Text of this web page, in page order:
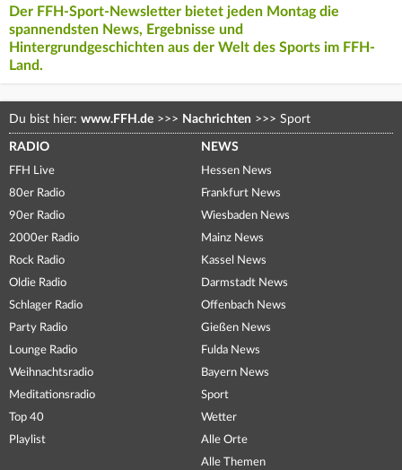
Der FFH-Sport-Newsletter bietet jeden Montag die
spannendsten News, Ergebnisse und
Hintergrundgeschichten aus der Welt des Sports im FFH-
Land.
Du bist hier: www.FFH.de >>> Nachrichten >>> Sport
RADIO
FFH Live
80er Radio
90er Radio
2000er Radio
Rock Radio
Oldie Radio
Schlager Radio
Party Radio
Lounge Radio
Weihnachtsradio
Meditationsradio
Top 40
Playlist
NEWS
Hessen News
Frankfurt News
Wiesbaden News
Mainz News
Kassel News
Darmstadt News
Offenbach News
Gießen News
Fulda News
Bayern News
Sport
Wetter
Alle Orte
Alle Themen